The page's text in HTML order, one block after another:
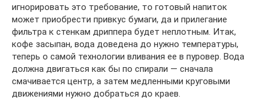
игнорировать это требование, то готовый напиток
может приобрести привкус бумаги, да и прилегание
фильтра к стенкам дриппера будет неплотным. Итак,
кофе засыпан, вода доведена до нужно температуры,
теперь о самой технологии вливания ее в пуровер. Вода
должна двигаться как бы по спирали — сначала
смачивается центр, а затем медленными круговыми
движениями нужно добраться до краев.